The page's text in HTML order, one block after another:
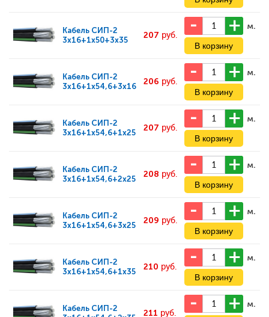
Кабель СИП-2
3x16+1x50+3x35
207 руб.
м.
Кабель СИП-2
3x16+1x54,6+3x16
206 руб.
м.
Кабель СИП-2
3x16+1x54,6+1x25
207 руб.
м.
Кабель СИП-2
3x16+1x54,6+2x25
208 руб.
м.
Кабель СИП-2
3x16+1x54,6+3x25
209 руб.
м.
Кабель СИП-2
3x16+1x54,6+1x35
210 руб.
м.
Кабель СИП-2
211 руб.
м.